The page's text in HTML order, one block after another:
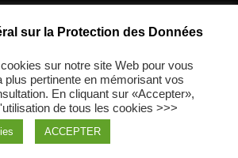
& RGPD
sur la Protection des Données
sur notre site Web pour vous
plus pertinente en mémorisant vos
En cliquant sur «Accepter»,
de tous les cookies >>>
ACCEPTER